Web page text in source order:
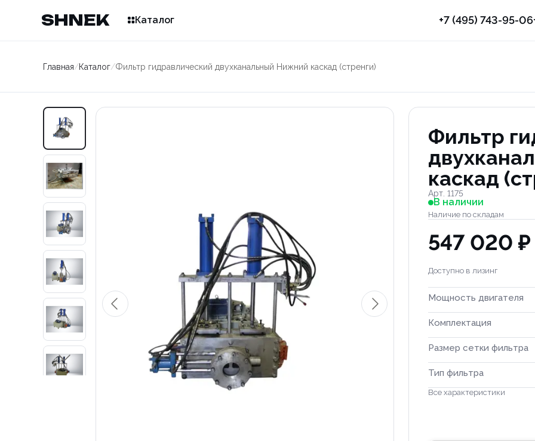
SHNEK Каталог +7 (495) 743-95-06
Главная/Каталог/Фильтр гидравлический двухканальный Нижний каскад (стренги)
Фильтр
каскад
Арт. 1175
В наличии
Наличие по складам
547 020 ₽
Доступно в лизинг
Мощность двигателя
Комплектация
Размер сетки фильтра
Тип фильтра
Все характеристики